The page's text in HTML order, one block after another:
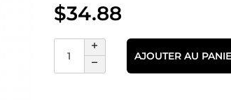
$34.88
AJOUTER AU